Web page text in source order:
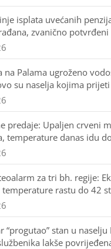
isplata uvećanih
zvanično
na Palama ugroženo
su naselja kojima
predaje: Upaljen crveni
temperature danas idu
za tri bh. regije:
rastu do 42
“progutao” stan u
lakše